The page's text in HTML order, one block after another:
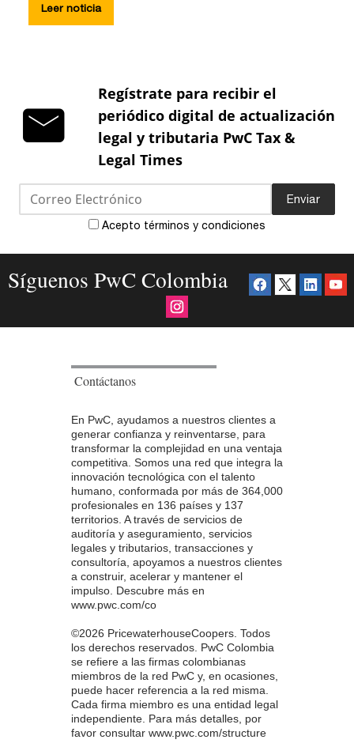
Leer noticia
Regístrate para recibir el
periódico digital de actualización
legal y tributaria PwC Tax &
Legal Times
Enviar
Acepto términos y condiciones
Síguenos PwC Colombia
Contáctanos
En PwC, ayudamos a nuestros clientes a
generar confianza y reinventarse, para
transformar la complejidad en una ventaja
competitiva. Somos una red que integra la
innovación tecnológica con el talento
humano, conformada por más de 364,000
profesionales en 136 países y 137
territorios. A través de servicios de
auditoría y aseguramiento, servicios
legales y tributarios, transacciones y
consultoría, apoyamos a nuestros clientes
a construir, acelerar y mantener el
impulso. Descubre más en
www.pwc.com/co
©2026 PricewaterhouseCoopers. Todos
los derechos reservados. PwC Colombia
se refiere a las firmas colombianas
miembros de la red PwC y, en ocasiones,
puede hacer referencia a la red misma.
Cada firma miembro es una entidad legal
independiente. Para más detalles, por
favor consultar www.pwc.com/structure